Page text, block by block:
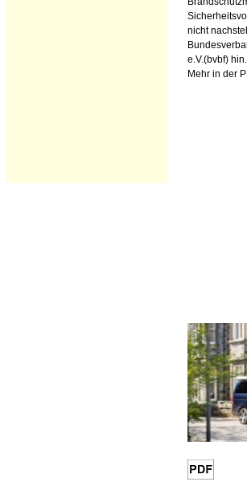
nicht
e.V.(bvbf) hin.
Mehr in der